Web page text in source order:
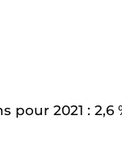
pour 2021 : 2,6